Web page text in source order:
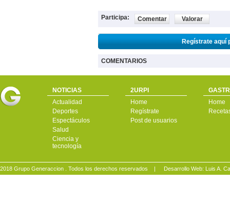
Participa: Comentar Valorar
Regístrate aquí
COMENTARIOS
NOTICIAS
Actualidad
Deportes
Espectáculos
Salud
Ciencia y
tecnología
2URPI
Home
Regístrate
Post de usuarios
Home
2018 Grupo Generaccion . Todos los derechos reservados | Desarrollo Web: Luis